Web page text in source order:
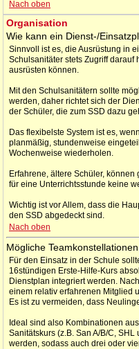
Nach oben
Organisation
Wie kann ein Dienst-/
Sinnvoll ist es, die Ausrüstung in
Schulsanitäter stets Zugriff darauf
ausrüsten können.
Mit den Schulsanitätern sollte
werden, daher richtet sich der
der Schüler, die zum SSD dazu
Das flexibelste System ist es,
planmäßig, stundenweise
Wochenweise wiederholen.
Erfahrene, ältere Schüler,
für eine Unterrichtsstunde keine
Wichtig ist vor Allem, dass die
den SSD abgedeckt sind.
Nach oben
Mögliche
Für den Einsatz in der Schule
16stündigen Erste-Hilfe-Kurs
Dienstplan integriert werden.
einem relativ erfahrenen Mitglied
Es ist zu vermeiden, dass
Ideal sind also Kombinationen
Sanitätskurs (z.B. San A/B/C,
werden, sodass auch drei oder